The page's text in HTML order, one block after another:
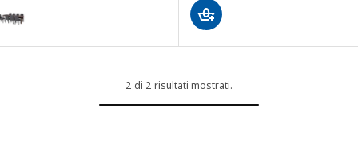
STRANDTORP / BERGMUND, Tavolo e 8 sedie, marrone/
2 di 2 risultati mostrati.